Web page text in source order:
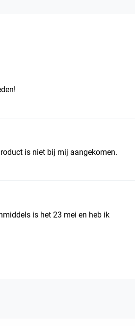
is niet bij mij aangekomen.
is het 23 mei en heb ik